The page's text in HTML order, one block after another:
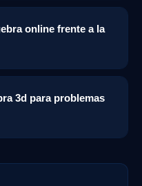
online frente a la
3d para problemas